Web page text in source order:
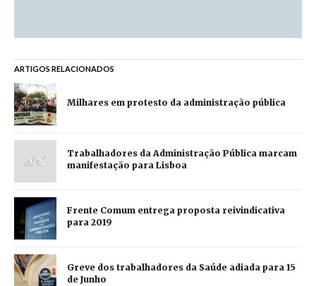
ARTIGOS RELACIONADOS
Milhares em protesto da administração pública
Trabalhadores da Administração Pública marcam
manifestação para Lisboa
Frente Comum entrega proposta reivindicativa
para 2019
Greve dos trabalhadores da Saúde adiada para 15
de Junho